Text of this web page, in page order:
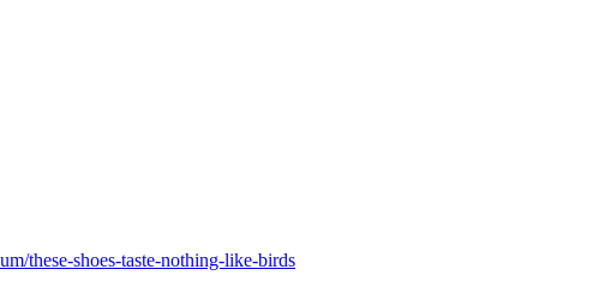
these-shoes-taste-nothing-like-birds